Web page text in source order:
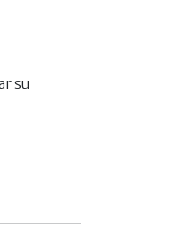
su